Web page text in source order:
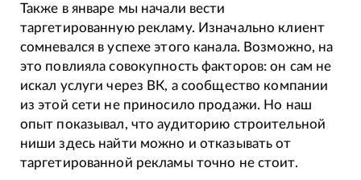
Также в январе мы начали вести
таргетированную рекламу. Изначально клиент
сомневался в успехе этого канала. Возможно, на
это повлияла совокупность факторов: он сам не
искал услуги через ВК, а сообщество компании
из этой сети не приносило продажи. Но наш
опыт показывал, что аудиторию строительной
ниши здесь найти можно и отказывать от
таргетированной рекламы точно не стоит.